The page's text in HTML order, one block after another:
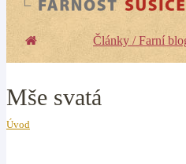
Články / Farní
Mše svatá
Úvod